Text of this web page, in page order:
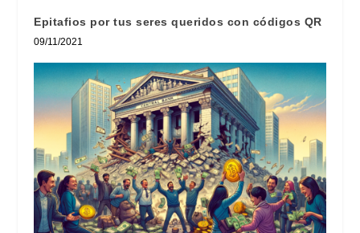
Epitafios por tus seres queridos con códigos QR
09/11/2021